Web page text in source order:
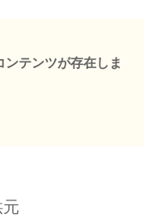
テンツが存在しま